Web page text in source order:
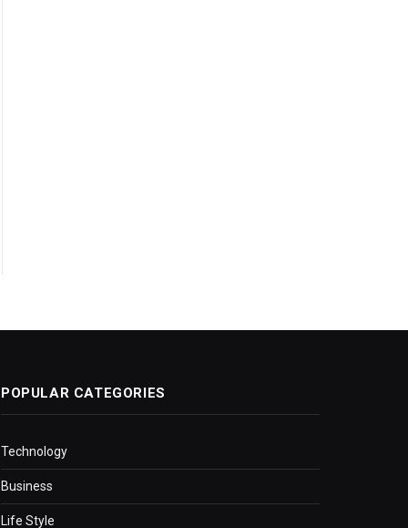
POPULAR CATEGORIES
Technology
Business
Life Style